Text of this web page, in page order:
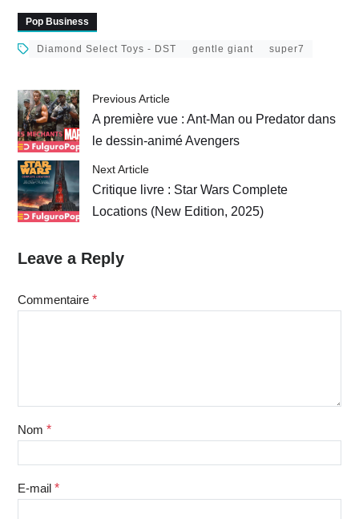
Pop Business
Diamond Select Toys - DST gentle giant super7
Previous Article
A première vue : Ant-Man ou Predator dans
le dessin-animé Avengers
Next Article
Critique livre : Star Wars Complete
Locations (New Edition, 2025)
Leave a Reply
Commentaire *
Nom *
E-mail *